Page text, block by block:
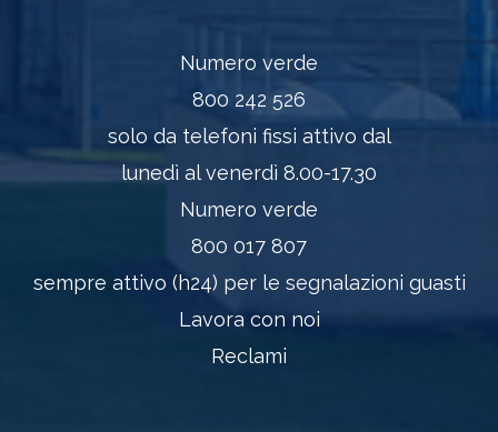
Numero verde
800 242 526
solo da telefoni fissi attivo dal
lunedì al venerdì 8.00-17.30
Numero verde
800 017 807
sempre attivo (h24) per le segnalazioni guasti
Lavora con noi
Reclami